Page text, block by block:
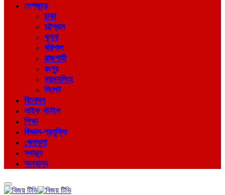
দেশজুড়ে
ঢাকা
চট্টগ্রাম
খুলনা
বরিশাল
রাজশাহী
রংপুর
ময়মনসিংহ
সিলেট
বিনোদন
লাইফ স্টাইল
শিক্ষা
বিজ্ঞান-প্রযুক্তি
খেলাধুলা
স্বাস্থ্য
অন্যান্য